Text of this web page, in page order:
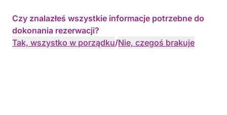
Czy znalazłeś wszystkie informacje potrzebne do
dokonania rezerwacji?
Tak, wszystko w porządku/Nie, czegoś brakuje